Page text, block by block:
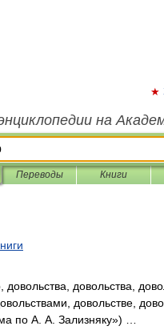
на
Переводы Книги
довольства,
довольстве,
по А. А. Зализняку») …